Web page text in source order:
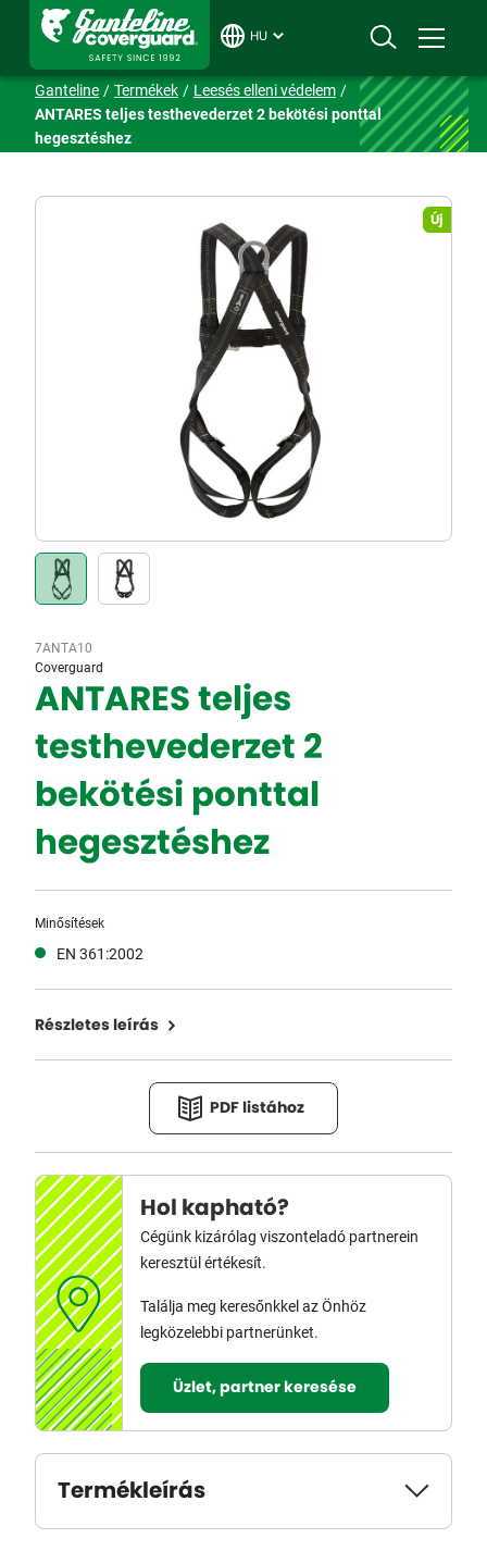
HU
Ganteline Termékek
Leesés elleni védelem
ANTARES teljes testhevederzet 2 bekötési ponttal
hegesztéshez
Új
7ANTA10
Coverguard
ANTARES teljes
testhevederzet 2
bekötési ponttal
hegesztéshez
Minősítések
EN 361:2002
Részletes leírás
PDF listához
Hol kapható?
Cégünk kizárólag viszonteladó partnerein
keresztül értékesít.
Találja meg keresőnkkel az Önhöz
legközelebbi partnerünket.
Üzlet, partner keresése
Termékleírás